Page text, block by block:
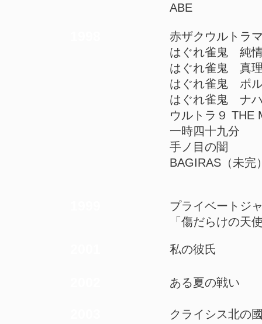
ABE
赤ザクウルトラ
はぐれ雀鬼 純
はぐれ雀鬼 真
はぐれ雀鬼 ポ
はぐれ雀鬼 ナ
ウルトラ９ THE
一時四十九分
手ノ目の闇
BAGIRAS（未完
プライベートジ
「傷だらけの天
私の彼氏
ある夏の戦い
クライシス北の